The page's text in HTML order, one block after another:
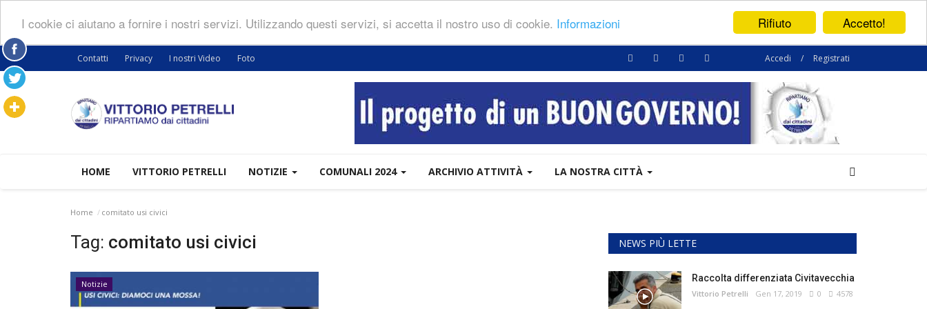
Accetto!
Rifiuto
I cookie ci aiutano a fornire i nostri servizi. Utilizzando questi servizi, si accetta il nostro uso di cookie. Informazioni
Contatti Privacy I nostri Video Foto Accedi / Registrati
HOME VITTORIO PETRELLI NOTIZIE COMUNALI 2024 ARCHIVIO ATTIVITÀ LA NOSTRA CITTÀ
Home comitato usi civici
Tag: comitato usi civici
Notizie
NEWS PIÙ LETTE
Raccolta differenziata Civitavecchia
Vittorio Petrelli Gen 17, 2019 0 4578